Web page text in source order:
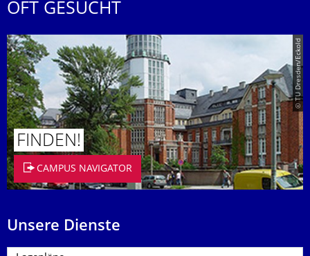
OFT GESUCHT
© TU Dresden/Eckold
FINDEN!
CAMPUS NAVIGATOR
Unsere Dienste